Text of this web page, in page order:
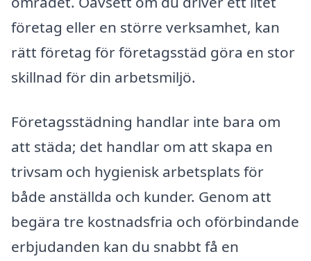
företag eller en större verksamhet, kan
rätt företag för företagsstäd göra en stor
skillnad för din arbetsmiljö.
Företagsstädning handlar inte bara om
att städa; det handlar om att skapa en
trivsam och hygienisk arbetsplats för
både anställda och kunder. Genom att
begära tre kostnadsfria och oförbindande
erbjudanden kan du snabbt få en